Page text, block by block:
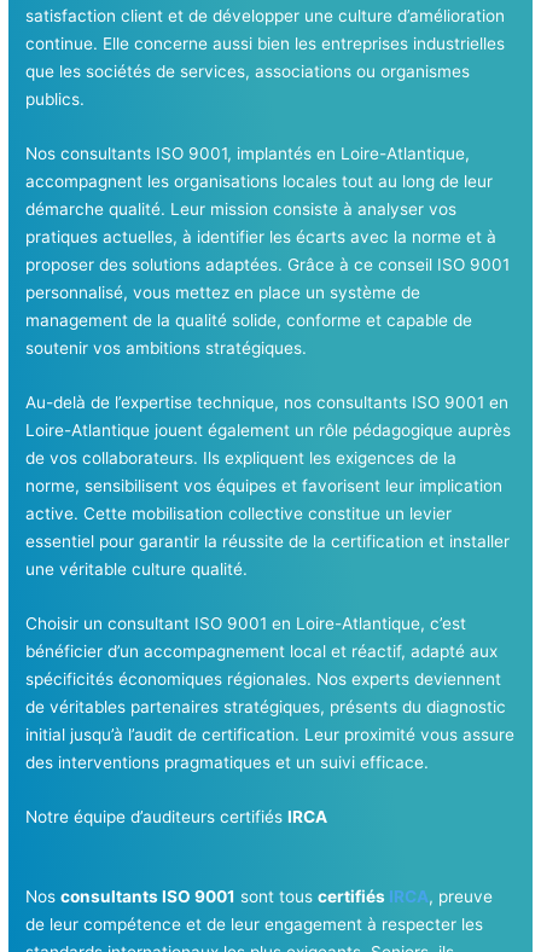
satisfaction client et de développer une culture d’amélioration
continue. Elle concerne aussi bien les entreprises industrielles
que les sociétés de services, associations ou organismes
publics.
Nos consultants ISO 9001, implantés en Loire-Atlantique,
accompagnent les organisations locales tout au long de leur
démarche qualité. Leur mission consiste à analyser vos
pratiques actuelles, à identifier les écarts avec la norme et à
proposer des solutions adaptées. Grâce à ce conseil ISO 9001
personnalisé, vous mettez en place un système de
management de la qualité solide, conforme et capable de
soutenir vos ambitions stratégiques.
Au-delà de l’expertise technique, nos consultants ISO 9001 en
Loire-Atlantique jouent également un rôle pédagogique auprès
de vos collaborateurs. Ils expliquent les exigences de la
norme, sensibilisent vos équipes et favorisent leur implication
active. Cette mobilisation collective constitue un levier
essentiel pour garantir la réussite de la certification et installer
une véritable culture qualité.
Choisir un consultant ISO 9001 en Loire-Atlantique, c’est
bénéficier d’un accompagnement local et réactif, adapté aux
spécificités économiques régionales. Nos experts deviennent
de véritables partenaires stratégiques, présents du diagnostic
initial jusqu’à l’audit de certification. Leur proximité vous assure
des interventions pragmatiques et un suivi efficace.
Notre équipe d’auditeurs certifiésIRCA
Nosconsultants ISO 9001 sont touscertifiés IRCA, preuve
de leur compétence et de leur engagement à respecter les